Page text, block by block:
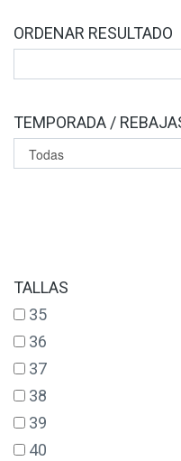
ORDENAR RESULTADO
TEMPORADA /
TALLAS
35
36
37
38
39
40